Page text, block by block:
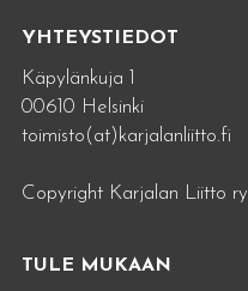
YHTEYSTIEDOT
Käpylänkuja 1
00610 Helsinki
toimisto(at)karjalanliitto.fi
Copyright Karjalan Liitto ry
TULE MUKAAN